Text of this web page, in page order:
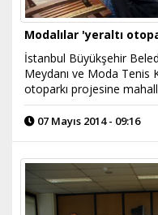
Modalılar 'yeraltı
İstanbul Büyükşehir
Meydanı ve Moda Tenis
otoparkı projesine
07 Mayıs 2014 - 09:16